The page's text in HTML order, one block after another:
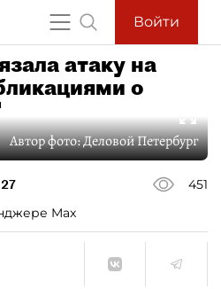
Войти
атаку на
о
Автор фото:Деловой Петербург
451
Max